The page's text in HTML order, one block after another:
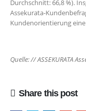
Durchschnitt: 66,8 %).
Assekurata-
Kundenorientierung
Quelle: // ASSEKURATA
Share this post